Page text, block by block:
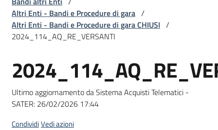
L'Agenzia
Bandi
strumenti
di
acquisto
Altri Enti - Bandi e Procedure di gara /
Altri Enti - Bandi e Procedure di gara CHIUSI /
2024_114_AQ_RE_VERSANTI
Salta al contenuto
Ultimo aggiornamento da Sistema Acquisti Telematici -
SATER: 26/02/2026 17:44
CondividiVedi azioni